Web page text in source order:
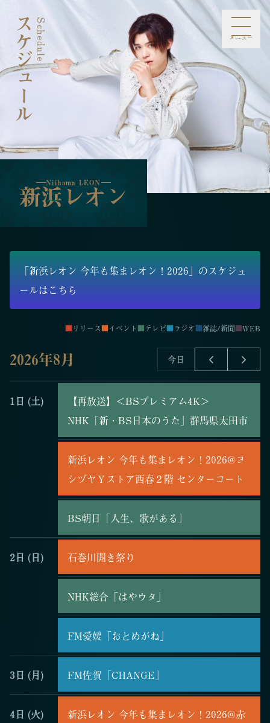
メニュー
Niihama LEON
新浜レオン
Information
お知らせProfile
プロフィールSchedule
スケジュールMedia
メディアLive Event
ライブ・イベントMusic
ミュージックFan Club
ファンクラブOnline Shop
オンラインショップContact
お問合せ
Schedule
スケジュール
Niihama LEON
新浜レオン
「新浜レオン 今年も集まレオン！2026」のスケジュ
ールはこちら
■リリース■イベント ■テレビ■ラジオ■雑誌/新聞■WEB
2026年8月 今日
1日 (土)
【再放送】＜BSプレミアム4K＞
NHK「新・BS日本のうた」群馬県太田市
新浜レオン 今年も集まレオン！2026@ヨ
シヅヤＹストア西春２階 センターコート
BS朝日「人生、歌がある」
2日 (日) 石巻川開き祭り
NHK総合「はやウタ」
FM愛媛「おとめがね」
3日 (月) FM佐賀「CHANGE」
4日 (火)
新浜レオン 今年も集まレオン！2026@赤